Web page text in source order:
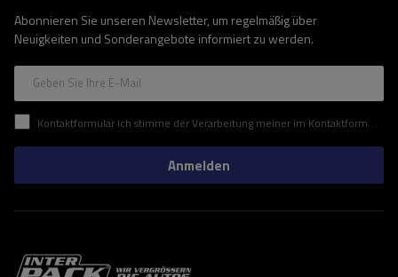
Abonnieren Sie unseren Newsletter, um regelmäßig über
Neuigkeiten und Sonderangebote informiert zu werden.
Geben Sie Ihre E-Mail
Kontaktformular Ich stimme der Verarbeitung meiner im Kontaktformular enthaltenen personenbezogenen Daten gemäß der Verordnung (EU) des Europäischen Parlaments und des Rates zu.
Anmelden